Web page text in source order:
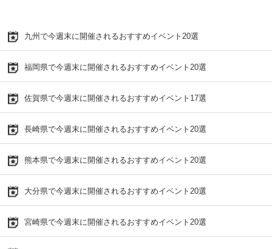
九州で今週末に開催されるおすすめイベント20選
福岡県で今週末に開催されるおすすめイベント20選
佐賀県で今週末に開催されるおすすめイベント17選
長崎県で今週末に開催されるおすすめイベント20選
熊本県で今週末に開催されるおすすめイベント20選
大分県で今週末に開催されるおすすめイベント20選
宮崎県で今週末に開催されるおすすめイベント20選